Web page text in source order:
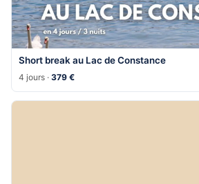
Short break au Lac de Constance
4 jours ·379 €